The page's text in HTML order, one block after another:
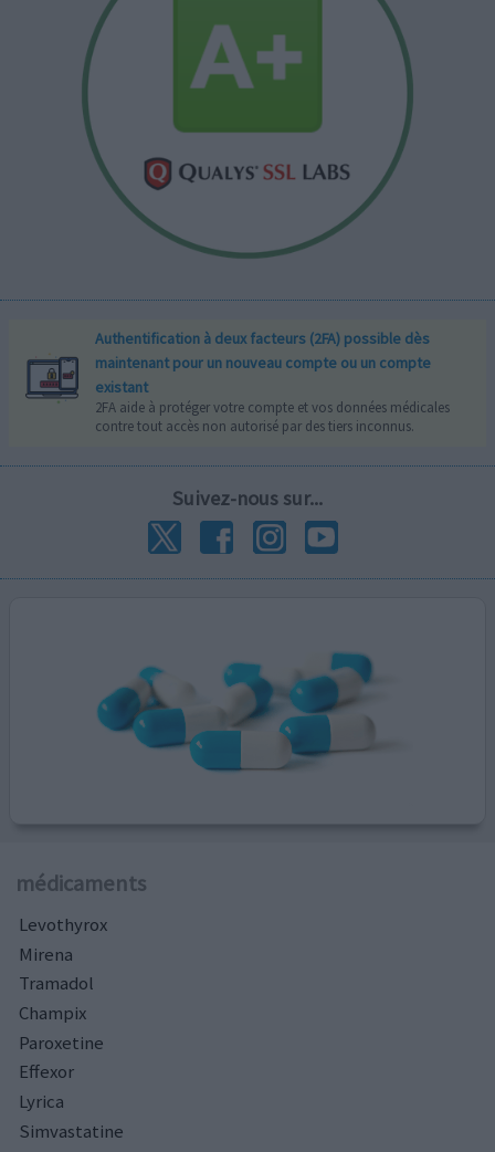
Authentification à deux facteurs (2FA) possible dès
maintenant pour un nouveau compte ou un compte
existant
2FA aide à protéger votre compte et vos données médicales
contre tout accès non autorisé par des tiers inconnus.
Suivez-nous sur...
médicaments
Levothyrox
Mirena
Tramadol
Champix
Paroxetine
Effexor
Lyrica
Simvastatine